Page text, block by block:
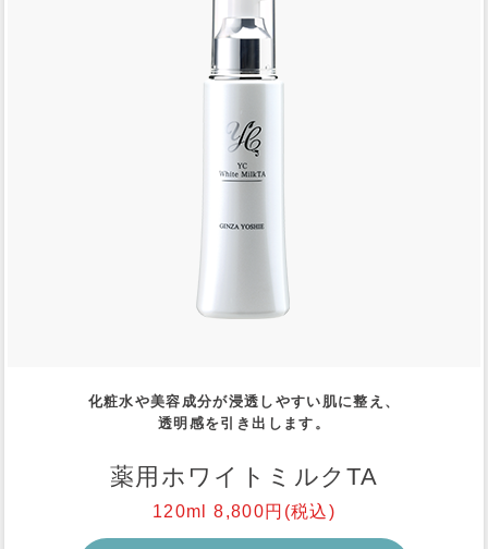
化粧水や美容成分が浸透しやすい肌に整え、
透明感を引き出します。
薬用ホワイトミルクTA
120ml 8,800円(税込)